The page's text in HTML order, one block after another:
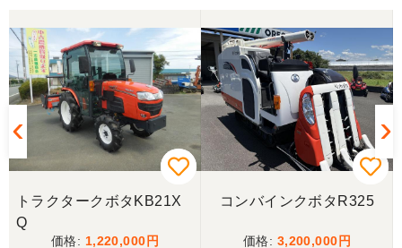
トラクタークボタKB21X
Q
1,220,000
コンバインクボタR325
3,200,000